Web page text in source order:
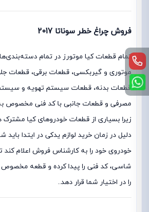
فروش چراغ خطر سوناتا 2017
تمام قطعات کیا موتورز در تمام
موتوری و گیربکسی، قطعات برقی، قطعات
قطعات بدنه، قطعات سیستم تهویه و
مصرفی و قطعات جانبی با کد فنی مخصوص
زیرا بسیاری از قطعات خودروهای کیا
دلیل در زمان خرید لوازم یدکی در ایتدا
خودروی خود را به کارشناس فروش اعلام کند
شاسی، کد فنی را پیدا کرده و قطعه
را در اختیار شما قرار دهد..